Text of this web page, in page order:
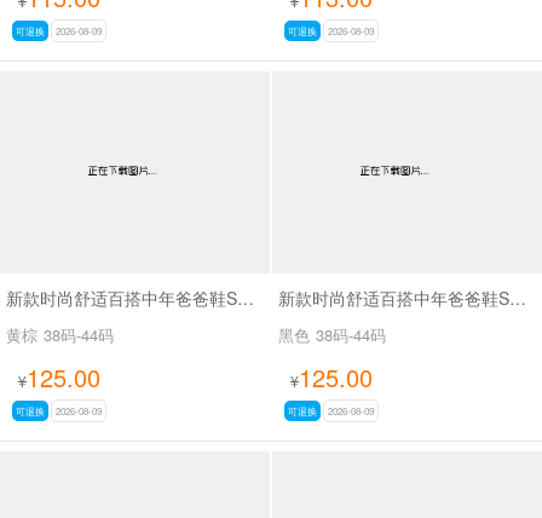
可退换 2026-08-09 可退换 2026-08-09
新款时尚舒适百搭中年爸爸鞋SA66503
黄棕 38码-44码
¥125.00
可退换 2026-08-09
新款时尚舒适百搭中年爸爸鞋SA66502
黑色 38码-44码
¥125.00
可退换 2026-08-09